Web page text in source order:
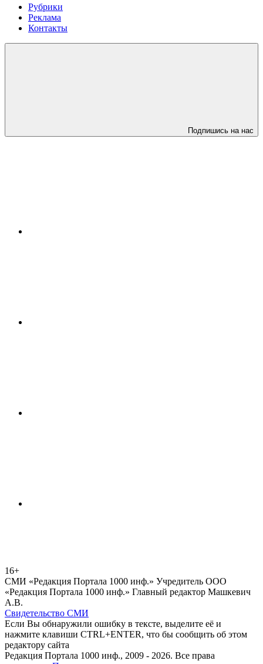
Рубрики
Реклама
Контакты
Подпишись на нас
16+
СМИ «Редакция Портала 1000 инф.» Учредитель ООО
«Редакция Портала 1000 инф.» Главный редактор Машкевич
А.В.
Свидетельство СМИ
Если Вы обнаружили ошибку в тексте, выделите её и
нажмите клавиши CTRL+ENTER, что бы сообщить об этом
редактору сайта
Редакция Портала 1000 инф., 2009 - 2026. Все права